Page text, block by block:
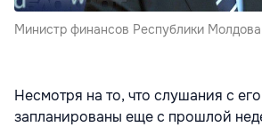
Министр финансов Республики
Несмотря на то, что слушания с
запланированы еще с прошлой